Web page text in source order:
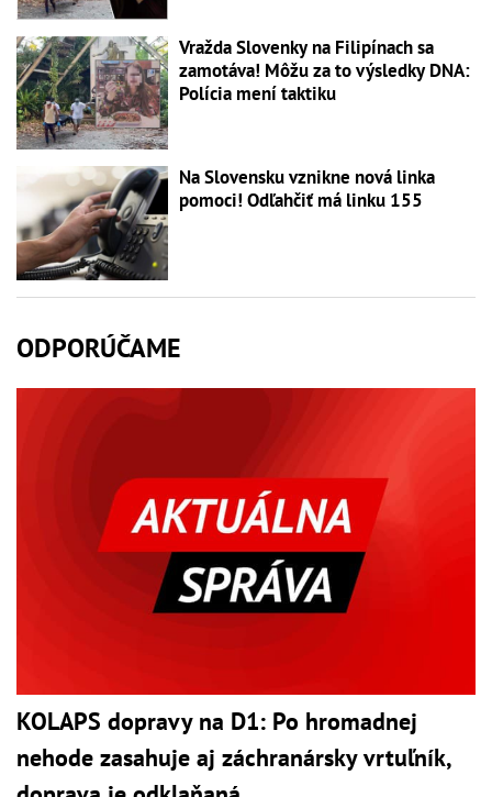
Vražda Slovenky na Filipínach sa
zamotáva! Môžu za to výsledky DNA:
Polícia mení taktiku
Na Slovensku vznikne nová linka
pomoci! Odľahčiť má linku 155
ODPORÚČAME
KOLAPS dopravy na D1: Po hromadnej
nehode zasahuje aj záchranársky vrtuľník,